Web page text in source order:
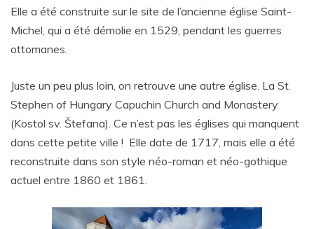
Elle a été construite sur le site de l’ancienne église Saint-
Michel, qui a été démolie en 1529, pendant les guerres
ottomanes.
Juste un peu plus loin, on retrouve une autre église. La St.
Stephen of Hungary Capuchin Church and Monastery
(Kostol sv. Štefana). Ce n’est pas les églises qui manquent
dans cette petite ville ! Elle date de 1717, mais elle a été
reconstruite dans son style néo-roman et néo-gothique
actuel entre 1860 et 1861.